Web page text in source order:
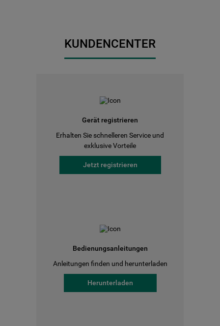
KUNDENCENTER
Gerät registrieren
Erhalten Sie schnelleren Service und
exklusive Vorteile
Jetzt registrieren
Bedienungsanleitungen
Anleitungen finden und herunterladen
Herunterladen